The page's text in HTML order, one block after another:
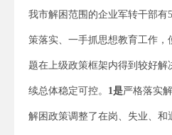
我市解困范围的企业军转干部有
策落实、一手抓思想教育工作，
题在上级政策框架内得到较好
续总体稳定可控。 1 是严格落实
解困政策调整了在岗、失业、和